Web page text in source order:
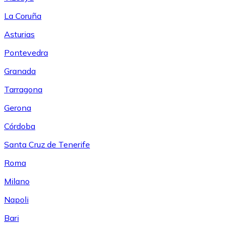
La Coruña
Asturias
Pontevedra
Granada
Tarragona
Gerona
Córdoba
Santa Cruz de Tenerife
Roma
Milano
Napoli
Bari